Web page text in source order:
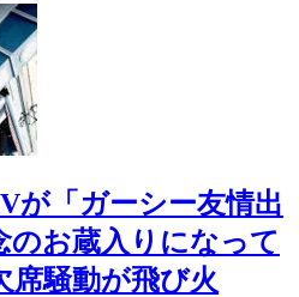
が「ガーシー友情出
のお蔵入りになって
席騒動が飛び火